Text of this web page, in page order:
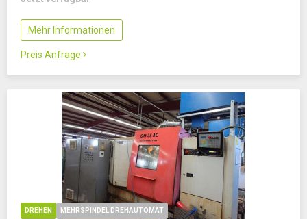
Mehr Informationen
Preis Anfrage
DREHEN MEHRSPINDEL DREHAUTOMAT